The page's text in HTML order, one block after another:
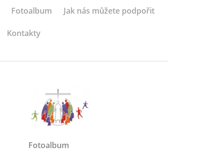
Fotoalbum Jak nás můžete podpořit
Kontakty
Fotoalbum